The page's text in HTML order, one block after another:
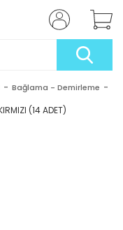
Bağlama - Demirleme